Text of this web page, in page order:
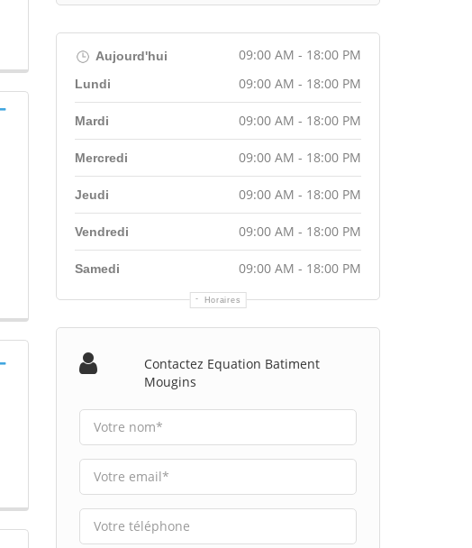
Aujourd'hui 09:00 AM - 18:00 PM
Horaires
Lundi 09:00 AM - 18:00 PM
Mardi 09:00 AM - 18:00 PM
Mercredi 09:00 AM - 18:00 PM
Jeudi 09:00 AM - 18:00 PM
Vendredi 09:00 AM - 18:00 PM
Samedi 09:00 AM - 18:00 PM
Contactez Equation Batiment
Mougins